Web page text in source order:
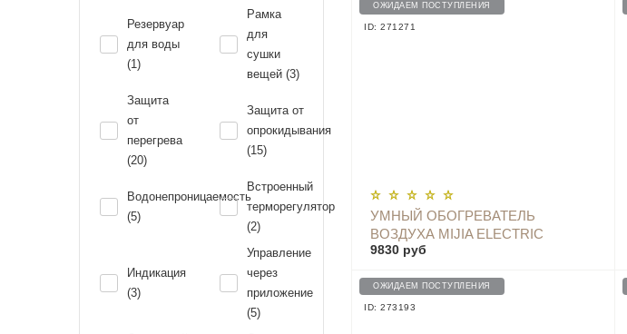
Резервуар
для воды
(1)
Рамка
для
сушки
вещей (3)
Защита
от
перегрева
(20)
Защита от
опрокидывания
(15)
Водонепроницаемость
(5)
Встроенный
терморегулятор
(2)
Индикация
(3)
Управление
через
приложение
(5)
ОЖИДАЕМ ПОСТУПЛЕНИЯ
ID: 271271
УМНЫЙ ОБОГРЕВАТЕЛЬ
ВОЗДУХА MIJIA ELECTRIC
HEATER (220V, CONTROL
KRDNQ04ZM
9830 руб
ОПОВЕСТИТЬ
ОЖИДАЕМ ПОСТУПЛЕНИЯ
ID: 273193